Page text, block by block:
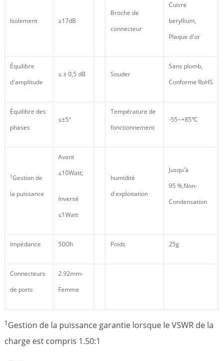
Isolement ≥17dB
Broche de
connecteur
Cuivre
beryllium,
Plaque d'or
Équilibre
d'amplitude
≤ ± 0,5 dB Souder
Sans plomb,
Conforme RoHS
Équilibre des
phases
≤±5°
Température de
fonctionnement
-55~+85℃
1Gestion de
la puissance
Avant
≤10Watt;
Inversé
≤1Watt
humidité
d'exploitation
Jusqu'à
95 %,Non-
Condensation
Impédance 50Oh Poids 25g
Connecteurs
de ports
2.92mm-
Femme
1Gestion de la puissance garantie lorsque le VSWR de la
charge est compris 1.50:1